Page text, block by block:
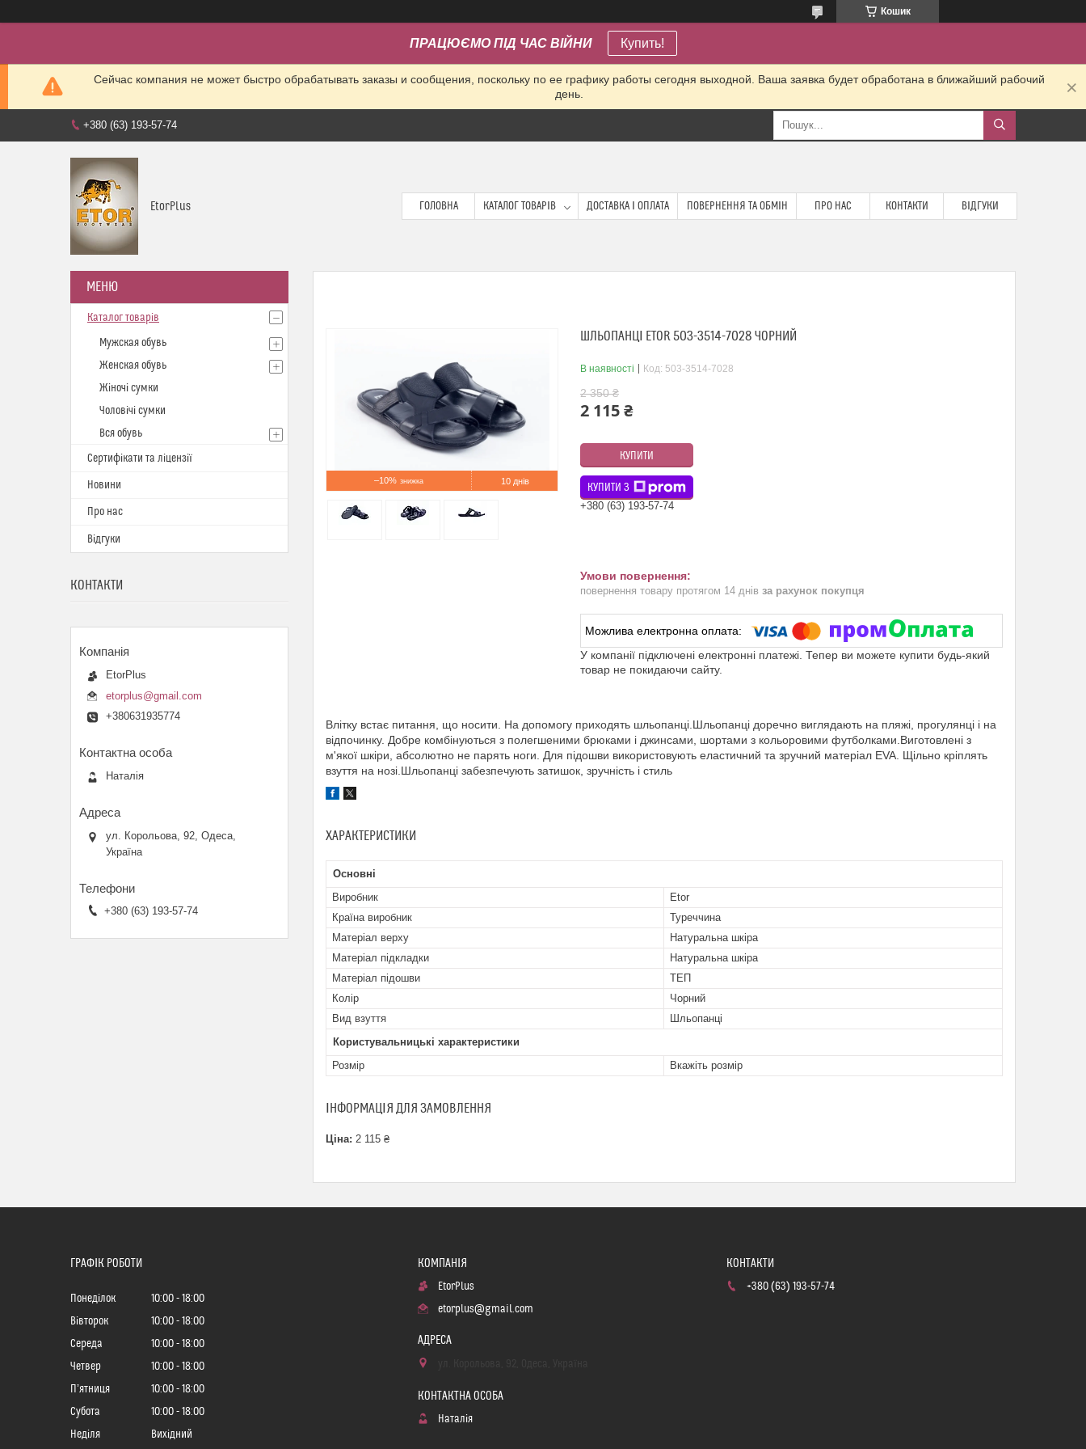
Кошик
ПРАЦЮЄМО ПІД ЧАС ВІЙНИ Купить!
Сейчас компания не может быстро обрабатывать заказы и сообщения, поскольку по ее графику работы сегодня выходной. Ваша заявка будет обработана в ближайший рабочий
день.
+380 (63) 193-57-74
EtorPlus ГОЛОВНА КАТАЛОГ ТОВАРІВ ДОСТАВКА І ОПЛАТА ПОВЕРНЕННЯ ТА ОБМІН ПРО НАС КОНТАКТИ ВІДГУКИ
–10% 10 днів
ШЛЬОПАНЦІ ETOR 503-3514-7028 ЧОРНИЙ
В наявності Код: 503-3514-7028
2 350 ₴
2 115 ₴
КУПИТИ
КУПИТИ З
+380 (63) 193-57-74
повернення товару протягом 14 днів за рахунок покупця
У компанії підключені електронні платежі. Тепер ви можете купити будь-який
товар не покидаючи сайту.
Влітку встає питання, що носити. На допомогу приходять шльопанці.Шльопанці доречно виглядають на пляжі, прогулянці і на
відпочинку. Добре комбінуються з полегшеними брюками і джинсами, шортами з кольоровими футболками.Виготовлені з
м'якої шкіри, абсолютно не парять ноги. Для підошви використовують еластичний та зручний матеріал EVA. Щільно кріплять
взуття на нозі.Шльопанці забезпечують затишок, зручність і стиль
ХАРАКТЕРИСТИКИ
Основні
Виробник
Etor
Країна виробник
Туреччина
Матеріал верху
Натуральна шкіра
Матеріал підкладки
Натуральна шкіра
Матеріал підошви
ТЕП
Колір
Чорний
Вид взуття
Шльопанці
Користувальницькі характеристики
Розмір
Вкажіть розмір
ІНФОРМАЦІЯ ДЛЯ ЗАМОВЛЕННЯ
Ціна: 2 115 ₴
Каталог товарів
Мужская обувь
Женская обувь
Жіночі сумки
Чоловічі сумки
Вся обувь
Сертифікати та ліцензії
Новини
Про нас
Відгуки
КОНТАКТИ
EtorPlus
etorplus@gmail.com
+380631935774
Наталія
ул. Корольова, 92, Одеса,
Україна
+380 (63) 193-57-74
ГРАФІК РОБОТИ
Понеділок 10:00
18:00
Вівторок
10:00
18:00
Середа
10:00
18:00
Четвер
10:00
18:00
Пʼятниця
10:00
18:00
Субота
10:00
18:00
Неділя
Вихідний
EtorPlus
etorplus@gmail.com
Наталія
+380 (63) 193-57-74